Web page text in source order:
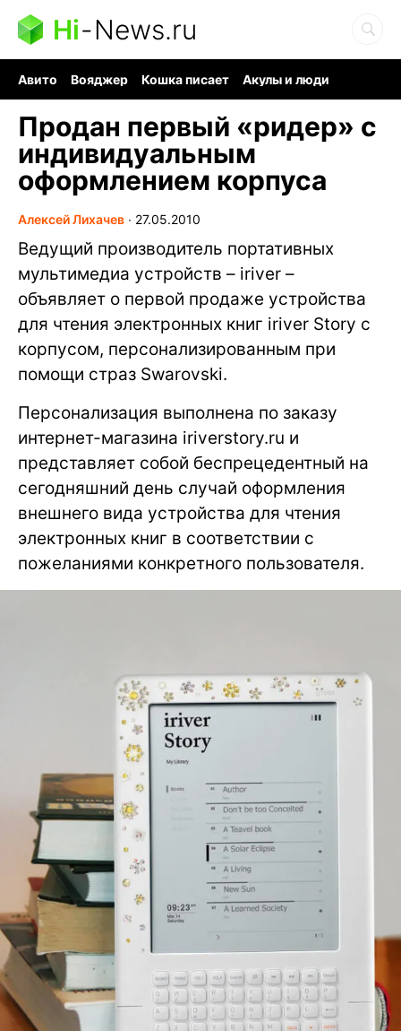
Hi-News.ru
Авито Вояджер Кошка писает
Акулы и люди
Продан первый «ридер» с
индивидуальным
оформлением корпуса
Алексей Лихачев ∙ 27.05.2010
Ведущий производитель портативных
мультимедиа устройств – iriver –
объявляет о первой продаже устройства
для чтения электронных книг iriver Story с
корпусом, персонализированным при
помощи страз Swarovski.
Персонализация выполнена по заказу
интернет-магазина iriverstory.ru и
представляет собой беспрецедентный на
сегодняшний день случай оформления
внешнего вида устройства для чтения
электронных книг в соответствии с
пожеланиями конкретного пользователя.